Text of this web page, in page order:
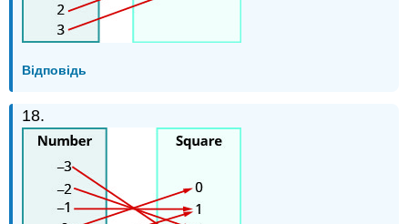
Відповідь
18.